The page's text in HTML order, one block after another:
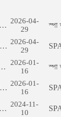
SPA Sviluppo del sito web per il commercio estero: una guida completa 2026-04-
29
স্পা ব্যবসায়িক সম্ভাবনার উন্মোচনঃ কাস্টম সফটওয়্যার ডেভেলপমেন্টের শক্তি 2026-04-
29
একটি সফল মোবাইল অ্যাপ্লিকেশন তৈরির যাত্রা
2026-01-
16
স্পা ব্যবসায়িক সম্ভাবনার উন্মোচনঃ কাস্টম সফটওয়্যার ডেভেলপমেন্টের শক্তি 2026-01-
16
SPA Sviluppo del sito web per il commercio estero: una guida completa 2024-11-
10